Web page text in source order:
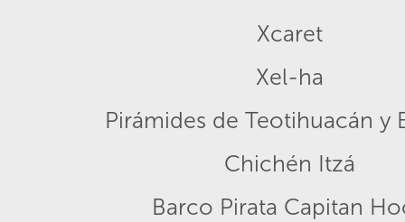
Xcaret
Xel-ha
Pirámides de Teotihuacán y
Chichén Itzá
Barco Pirata Capitan